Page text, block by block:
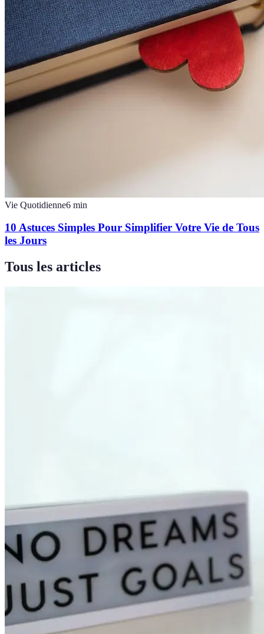
Vie Quotidienne6 min
10 Astuces Simples Pour Simplifier Votre Vie de Tous
les Jours
Tous les articles